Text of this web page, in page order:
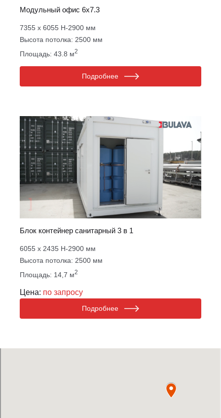
Модульный офис 6х7.3
7355 х 6055 Н-2900 мм
Высота потолка: 2500 мм
Площадь: 43.8 м2
Подробнее
Блок контейнер санитарный 3 в 1
6055 х 2435 Н-2900 мм
Высота потолка: 2500 мм
Площадь: 14,7 м2
Цена: по запросу
Подробнее